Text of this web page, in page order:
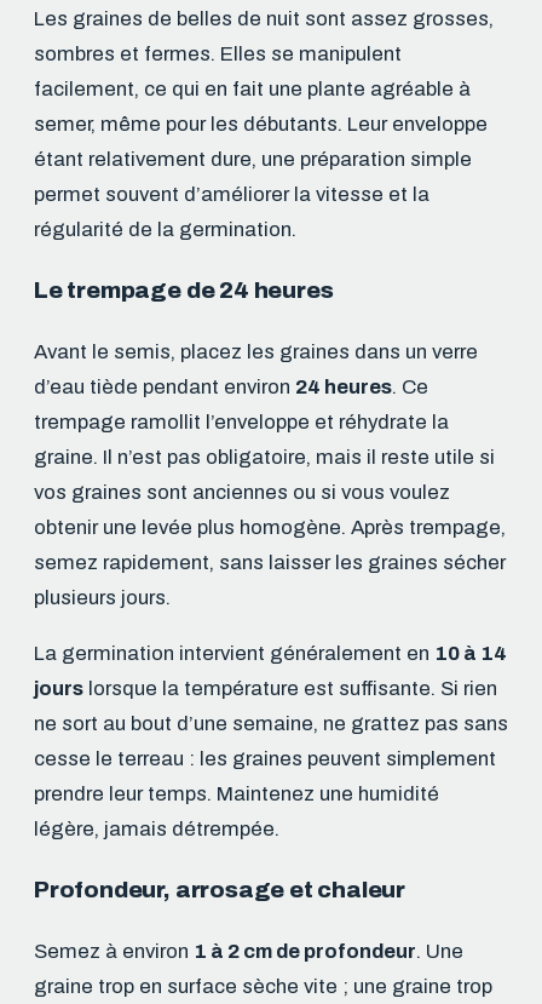
Les graines de belles de nuit sont assez grosses,
sombres et fermes. Elles se manipulent
facilement, ce qui en fait une plante agréable à
semer, même pour les débutants. Leur enveloppe
étant relativement dure, une préparation simple
permet souvent d’améliorer la vitesse et la
régularité de la germination.
Le trempage de 24 heures
Avant le semis, placez les graines dans un verre
d’eau tiède pendant environ 24 heures. Ce
trempage ramollit l’enveloppe et réhydrate la
graine. Il n’est pas obligatoire, mais il reste utile si
vos graines sont anciennes ou si vous voulez
obtenir une levée plus homogène. Après trempage,
semez rapidement, sans laisser les graines sécher
plusieurs jours.
La germination intervient généralement en 10 à 14
jours lorsque la température est suffisante. Si rien
ne sort au bout d’une semaine, ne grattez pas sans
cesse le terreau : les graines peuvent simplement
prendre leur temps. Maintenez une humidité
légère, jamais détrempée.
Profondeur, arrosage et chaleur
Semez à environ 1 à 2 cm de profondeur. Une
graine trop en surface sèche vite ; une graine trop